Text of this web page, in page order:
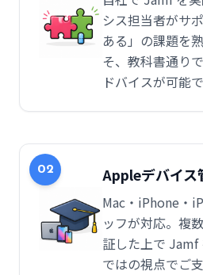
シス担当者がサ
ある」の課題を
そ、教科書通り
ドバイスが可能で
02 Appleデバイス
Mac・iPhone・
ッフが対応。複
証した上で Jamf
ではの視点でご支